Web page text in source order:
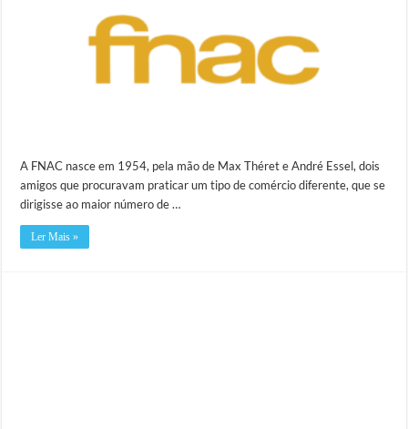
A FNAC nasce em 1954, pela mão de Max Théret e André Essel, dois
amigos que procuravam praticar um tipo de comércio diferente, que se
dirigisse ao maior número de …
Ler Mais »